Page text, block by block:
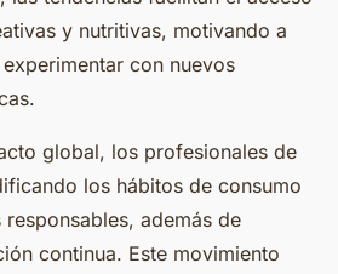
y nutritivas, motivando a
con nuevos
global, los profesionales de
los hábitos de consumo
además de
continua. Este movimiento